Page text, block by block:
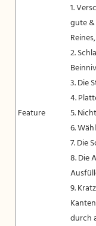
Feature
1.
gute
2.
3. Die
4.
5.
6.
7. Die
8. Die
9.
durch